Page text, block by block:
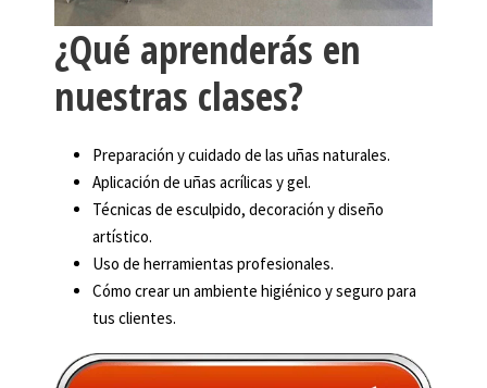
¿Qué aprenderás en
nuestras clases?
Preparación y cuidado de las uñas naturales.
Aplicación de uñas acrílicas y gel.
Técnicas de esculpido, decoración y diseño
artístico.
Uso de herramientas profesionales.
Cómo crear un ambiente higiénico y seguro para
tus clientes.